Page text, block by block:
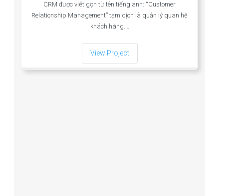
CRM được viết gọn từ tên tiếng anh: “Customer
Relationship Management” tạm dịch là quản lý quan hệ
khách hàng.…
View Project